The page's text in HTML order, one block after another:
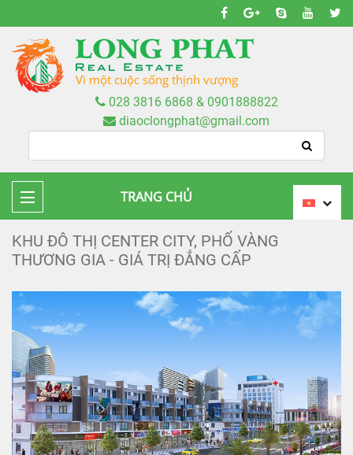
Vì một cuộc sống thịnh vượng
028 3816 6868 & 0901888822
diaoclongphat@gmail.com
TRANG CHỦ
KHU ĐÔ THỊ CENTER CITY, PHỐ VÀNG
THƯƠNG GIA - GIÁ TRỊ ĐẲNG CẤP